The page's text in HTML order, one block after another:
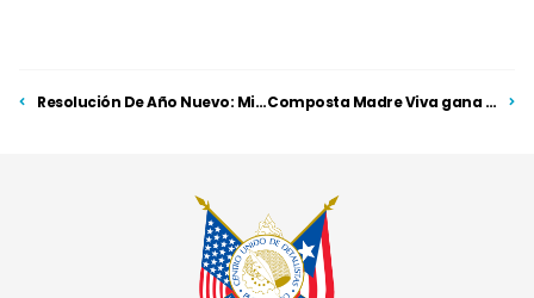
Resolución De Año Nuevo: Minimizar los Riesgos Composta Madre Viva gana la convocatoria La Fuerza del Trabajo Agrotech